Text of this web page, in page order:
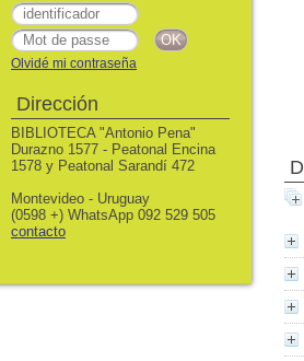
Olvidé mi contraseña
Dirección
BIBLIOTECA "Antonio Pena"
Durazno 1577 - Peatonal Encina
1578 y Peatonal Sarandí 472
Montevideo - Uruguay
(0598 +) WhatsApp 092 529 505
contacto